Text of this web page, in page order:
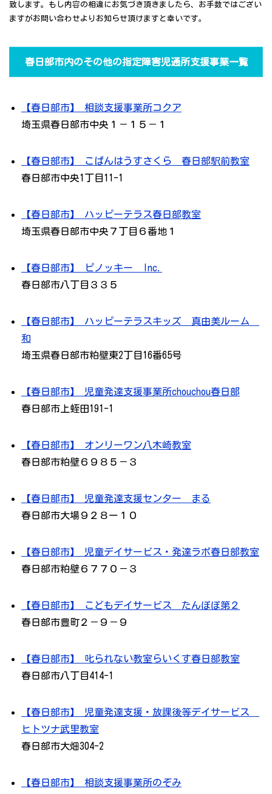
致します。もし内容の相違にお気づき頂きましたら、お手数ではござい
ますがお問い合わせよりお知らせ頂けますと幸いです。
春日部市内のその他の指定障害児通所支援事業一覧
【春日部市】 相談支援事業所コクア
埼玉県春日部市中央１－１５－１
【春日部市】 こぱんはうすさくら 春日部駅前教室
春日部市中央1丁目11-1
【春日部市】 ハッピーテラス春日部教室
埼玉県春日部市中央７丁目６番地１
【春日部市】 ピノッキー Inc.
春日部市八丁目３３５
【春日部市】 ハッピーテラスキッズ 真由美ルーム
和
埼玉県春日部市粕壁東2丁目16番65号
【春日部市】 児童発達支援事業所chouchou春日部
春日部市上蛭田191-1
【春日部市】 オンリーワン八木崎教室
春日部市粕壁６９８５－３
【春日部市】 児童発達支援センター まる
春日部市大場９２８ー１０
【春日部市】 児童デイサービス・発達ラボ春日部教室
春日部市粕壁６７７０－３
【春日部市】 こどもデイサービス たんぽぽ第２
春日部市豊町２－９－９
【春日部市】 叱られない教室らいくす春日部教室
春日部市八丁目414-1
【春日部市】 児童発達支援・放課後等デイサービス
ヒトツナ武里教室
春日部市大畑304-2
【春日部市】 相談支援事業所のぞみ